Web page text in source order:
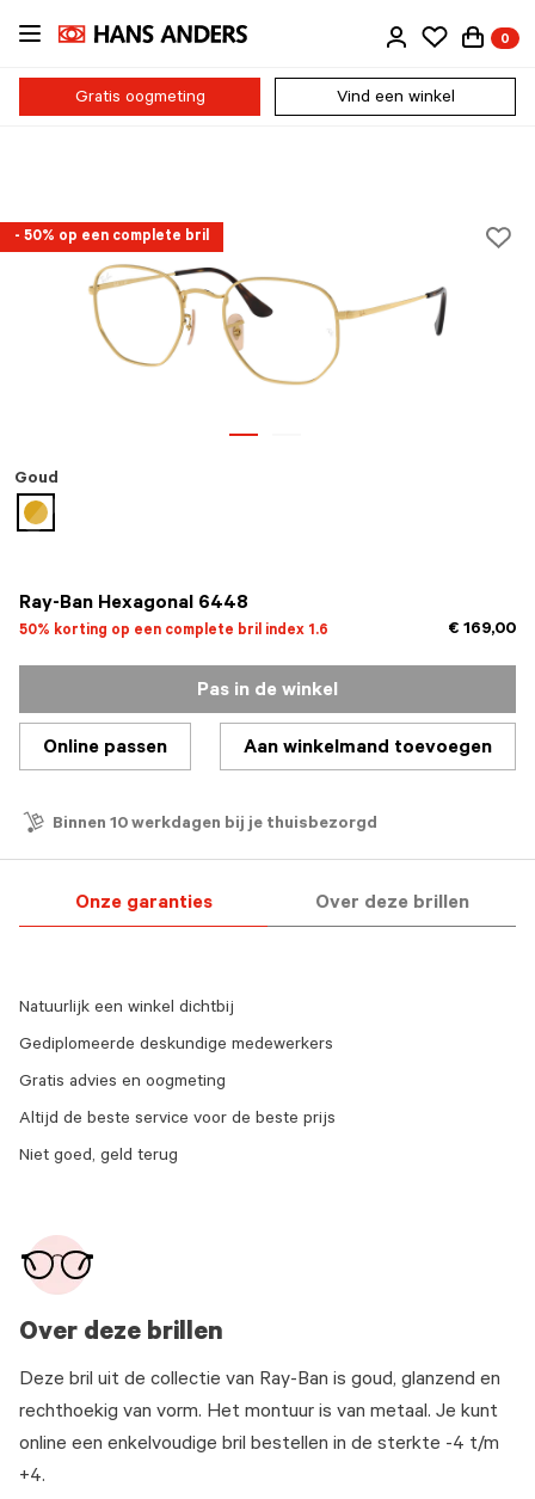
Ga
naar
inhoud
0
Gratis oogmeting Vind een winkel
- 50% op een complete bril
Ray-Ban Hexagonal 6448
50% korting op een complete bril index 1.6 € 169,00
Goud
geselecteerd
Pas in de winkel
Online passen Aan winkelmand toevoegen
Binnen 10 werkdagen bij je thuisbezorgd
Onze garanties Over deze brillen
Over deze brillen
Deze bril uit de collectie van Ray-Ban is goud, glanzend en
rechthoekig van vorm. Het montuur is van metaal. Je kunt
online een enkelvoudige bril bestellen in de sterkte -4 t/m
+4.
Natuurlijk een winkel dichtbij
Gediplomeerde deskundige medewerkers
Gratis advies en oogmeting
Altijd de beste service voor de beste prijs
Niet goed, geld terug